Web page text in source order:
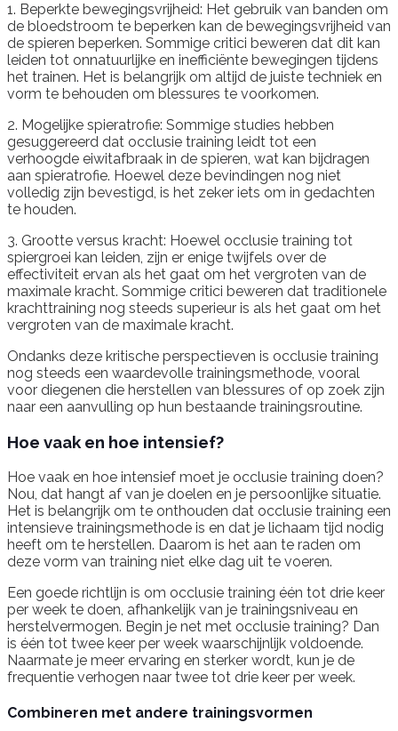
1. Beperkte bewegingsvrijheid: Het gebruik van banden om
de bloedstroom te beperken kan de bewegingsvrijheid van
de spieren beperken. Sommige critici beweren dat dit kan
leiden tot onnatuurlijke en inefficiënte bewegingen tijdens
het trainen. Het is belangrijk om altijd de juiste techniek en
vorm te behouden om blessures te voorkomen.
2. Mogelijke spieratrofie: Sommige studies hebben
gesuggereerd dat occlusie training leidt tot een
verhoogde eiwitafbraak in de spieren, wat kan bijdragen
aan spieratrofie. Hoewel deze bevindingen nog niet
volledig zijn bevestigd, is het zeker iets om in gedachten
te houden.
3. Grootte versus kracht: Hoewel occlusie training tot
spiergroei kan leiden, zijn er enige twijfels over de
effectiviteit ervan als het gaat om het vergroten van de
maximale kracht. Sommige critici beweren dat traditionele
krachttraining nog steeds superieur is als het gaat om het
vergroten van de maximale kracht.
Ondanks deze kritische perspectieven is occlusie training
nog steeds een waardevolle trainingsmethode, vooral
voor diegenen die herstellen van blessures of op zoek zijn
naar een aanvulling op hun bestaande trainingsroutine.
Hoe vaak en hoe intensief?
Hoe vaak en hoe intensief moet je occlusie training doen?
Nou, dat hangt af van je doelen en je persoonlijke situatie.
Het is belangrijk om te onthouden dat occlusie training een
intensieve trainingsmethode is en dat je lichaam tijd nodig
heeft om te herstellen. Daarom is het aan te raden om
deze vorm van training niet elke dag uit te voeren.
Een goede richtlijn is om occlusie training één tot drie keer
per week te doen, afhankelijk van je trainingsniveau en
herstelvermogen. Begin je net met occlusie training? Dan
is één tot twee keer per week waarschijnlijk voldoende.
Naarmate je meer ervaring en sterker wordt, kun je de
frequentie verhogen naar twee tot drie keer per week.
Combineren met andere trainingsvormen